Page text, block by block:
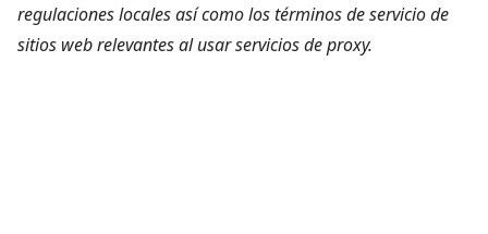
regulaciones locales así como los términos de servicio de
sitios web relevantes al usar servicios de proxy.